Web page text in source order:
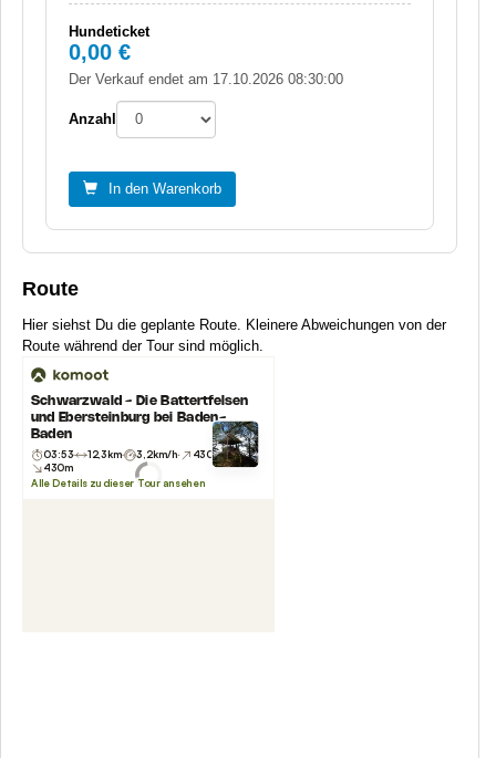
Hundeticket
0,00 €
Der Verkauf endet am 17.10.2026 08:30:00
Anzahl
In den Warenkorb
Route
Hier siehst Du die geplante Route. Kleinere Abweichungen von der
Route während der Tour sind möglich.